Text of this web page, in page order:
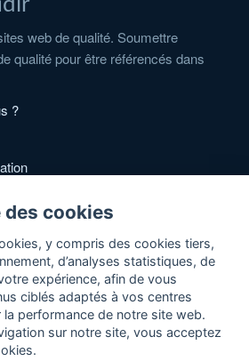
web de qualité. Soumettre
qualité pour être référencés dans
?
entre particuliers
cookies
y compris des cookies tiers,
d’analyses statistiques, de
expérience, afin de vous
ciblés adaptés à vos centres
la performance de notre site web.
sur notre site, vous acceptez